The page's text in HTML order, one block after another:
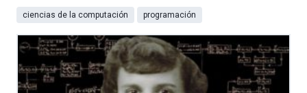
ciencias de la computación programación